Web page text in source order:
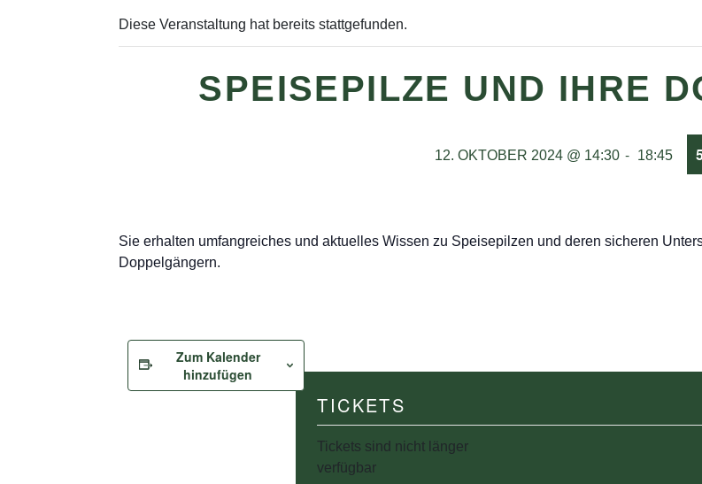
Diese Veranstaltung hat bereits stattgefunden.
SPEISEPILZE UND IHRE
12. OKTOBER 2024 @ 14:30- 18:45
Sie erhalten umfangreiches und aktuelles Wissen zu Speisepilzen und deren sicheren
Doppelgängern.
Zum Kalender
hinzufügen
TICKETS
Tickets sind nicht länger
verfügbar